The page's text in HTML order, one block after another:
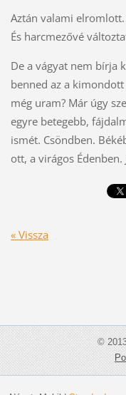
Aztán valami
És harcmezővé
De a vágyat nem bírja
benned az a
még uram? Már úgy
egyre betegebb,
ismét. Csöndben.
ott, a virágos
« Vissza
©